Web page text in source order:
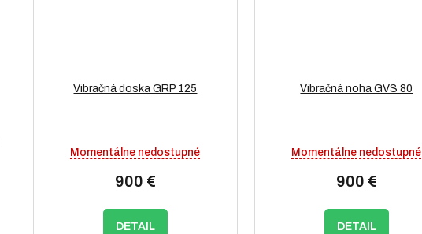
Vibračná doska GRP 125
Momentálne nedostupné
900 €
DETAIL
Vibračná noha GVS 80
Momentálne nedostupné
900 €
DETAIL